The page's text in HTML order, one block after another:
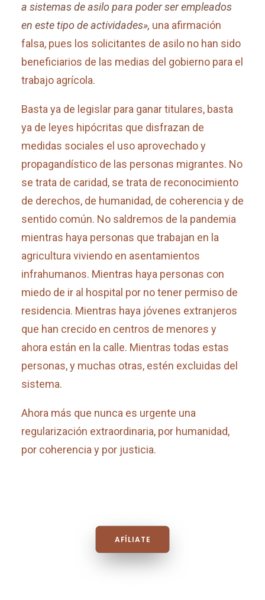
a sistemas de asilo para poder ser empleados
en este tipo de actividades», una afirmación
falsa, pues los solicitantes de asilo no han sido
beneficiarios de las medias del gobierno para el
trabajo agrícola.
Basta ya de legislar para ganar titulares, basta
ya de leyes hipócritas que disfrazan de
medidas sociales el uso aprovechado y
propagandístico de las personas migrantes. No
se trata de caridad, se trata de reconocimiento
de derechos, de humanidad, de coherencia y de
sentido común. No saldremos de la pandemia
mientras haya personas que trabajan en la
agricultura viviendo en asentamientos
infrahumanos. Mientras haya personas con
miedo de ir al hospital por no tener permiso de
residencia. Mientras haya jóvenes extranjeros
que han crecido en centros de menores y
ahora están en la calle. Mientras todas estas
personas, y muchas otras, estén excluidas del
sistema.
Ahora más que nunca es urgente una
regularización extraordinaria, por humanidad,
por coherencia y por justicia.
AFÍLIATE